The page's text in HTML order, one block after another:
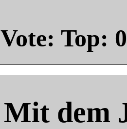
Vote: Top: 0
Mit dem